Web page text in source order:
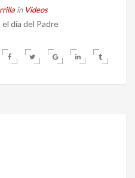
in Videos
día del Padre